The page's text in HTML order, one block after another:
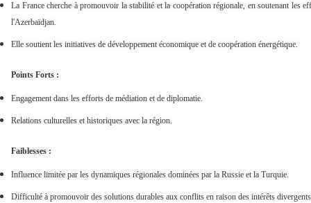
La France cherche à promouvoir la stabilité et la coopération régionale, en soutenant les
l'Azerbaïdjan.
Elle soutient les initiatives de développement économique et de coopération énergétique.
Points Forts :
Engagement dans les efforts de médiation et de diplomatie.
Relations culturelles et historiques avec la région.
Faiblesses :
Influence limitée par les dynamiques régionales dominées par la Russie et la Turquie.
Difficulté à promouvoir des solutions durables aux conflits en raison des intérêts